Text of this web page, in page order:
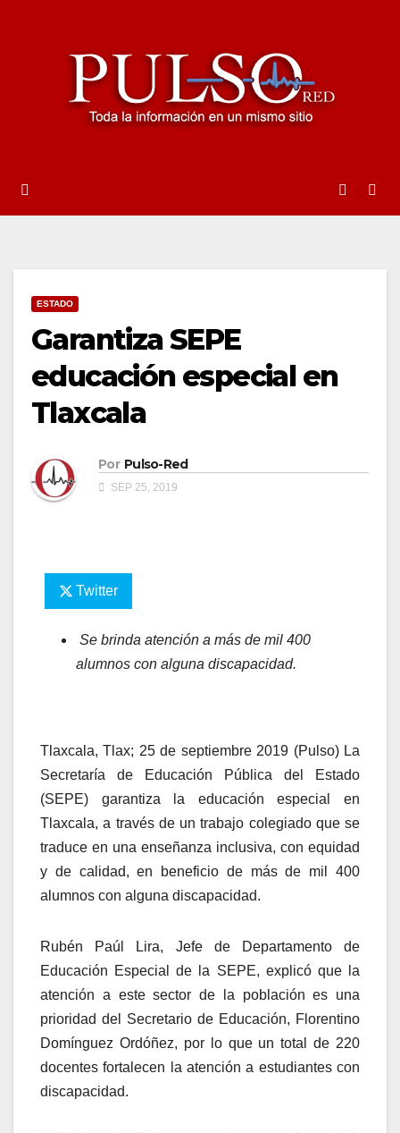
ESTADO
Garantiza SEPE
educación especial en
Tlaxcala
Por Pulso-Red
SEP 25, 2019
Twitter
Se brinda atención a más de mil 400
alumnos con alguna discapacidad.
Tlaxcala, Tlax; 25 de septiembre 2019 (Pulso) La
Secretaría de Educación Pública del Estado
(SEPE) garantiza la educación especial en
Tlaxcala, a través de un trabajo colegiado que se
traduce en una enseñanza inclusiva, con equidad
y de calidad, en beneficio de más de mil 400
alumnos con alguna discapacidad.
Rubén Paúl Lira, Jefe de Departamento de
Educación Especial de la SEPE, explicó que la
atención a este sector de la población es una
prioridad del Secretario de Educación, Florentino
Domínguez Ordóñez, por lo que un total de 220
docentes fortalecen la atención a estudiantes con
discapacidad.